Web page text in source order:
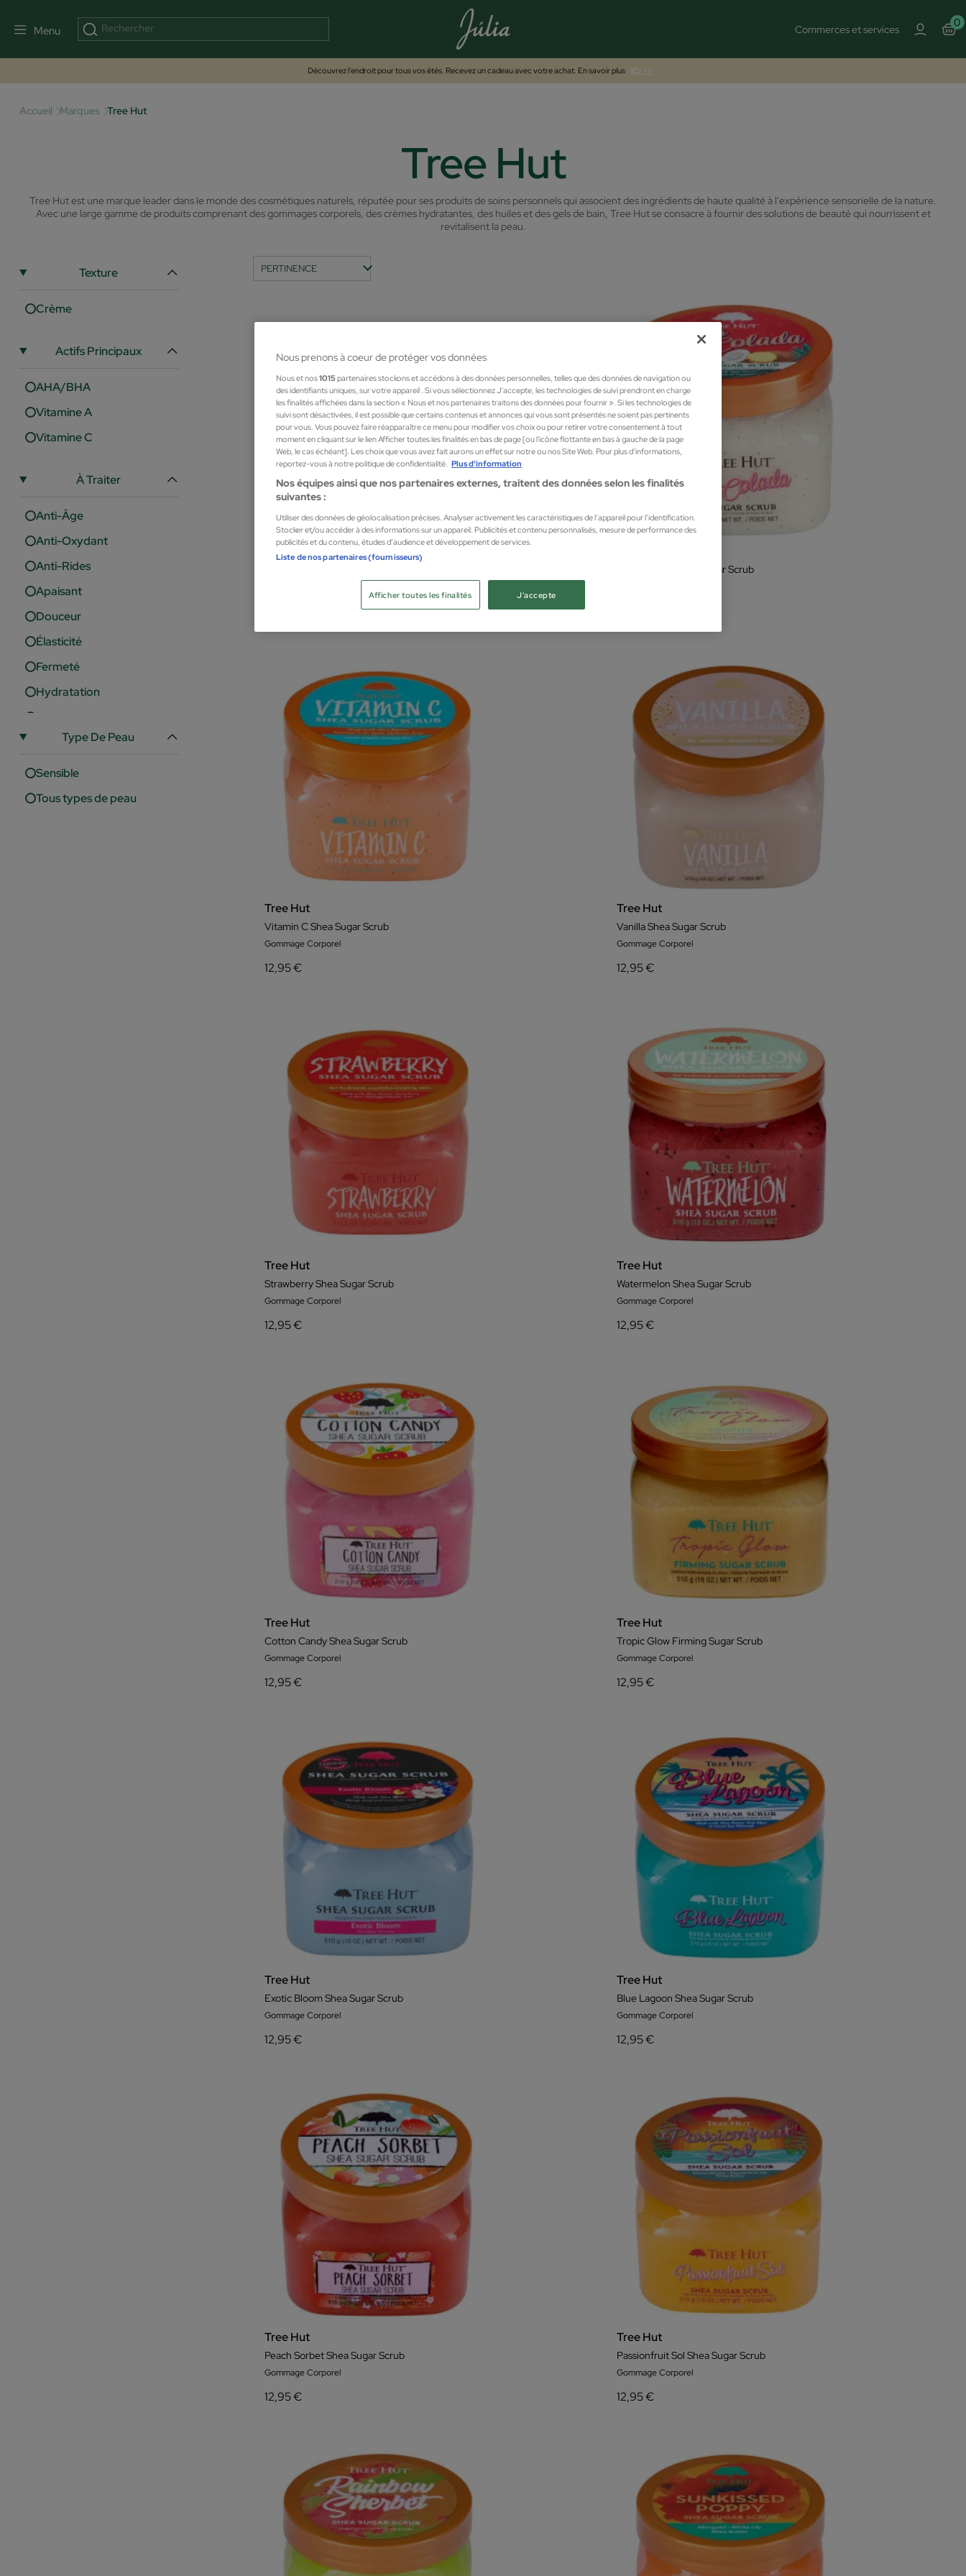
Menu Commerces et services
0
Découvrez l'endroit pour tous vos étés. Recevez un cadeau avec votre achat. En savoir plus ICI >>
Accueil Marques Tree Hut
Tree Hut
Tree Hut est une marque leader dans le monde des cosmétiques naturels, réputée pour ses produits de soins personnels qui associent des ingrédients de haute qualité à l'expérience sensorielle de la nature.
Avec une large gamme de produits comprenant des gommages corporels, des crèmes hydratantes, des huiles et des gels de bain, Tree Hut se consacre à fournir des solutions de beauté qui nourrissent et
revitalisent la peau.
Texture
Crème
Actifs Principaux
AHA/BHA
Vitamine A
Vitamine C
À Traiter
Anti-Âge
Anti-Oxydant
Anti-Rides
Apaisant
Douceur
Élasticité
Fermeté
Hydratation
Luminosité
Nutrition
Pores
Type De Peau
Sensible
Tous types de peau
Tree Hut
Coco Colada Shea Sugar Scrub
Tree Hut
Vitamin C Shea Sugar Scrub
Gommage Corporel
12,95 €
Tree Hut
Vanilla Shea Sugar Scrub
Gommage Corporel
12,95 €
Tree Hut
Strawberry Shea Sugar Scrub
Gommage Corporel
12,95 €
Tree Hut
Watermelon Shea Sugar Scrub
Gommage Corporel
12,95 €
Tree Hut
Cotton Candy Shea Sugar Scrub
Gommage Corporel
12,95 €
Tree Hut
Tropic Glow Firming Sugar Scrub
Gommage Corporel
12,95 €
Tree Hut
Exotic Bloom Shea Sugar Scrub
Gommage Corporel
12,95 €
Tree Hut
Blue Lagoon Shea Sugar Scrub
Gommage Corporel
12,95 €
Tree Hut
Peach Sorbet Shea Sugar Scrub
Gommage Corporel
12,95 €
Tree Hut
Passionfruit Sol Shea Sugar Scrub
Gommage Corporel
12,95 €
Nous prenons à coeur de protéger vos données
Nous et nos1015 partenaires stockons et accédons à des données personnelles, telles que des données de navigation ou
des identifiants uniques, sur votre appareil . Si vous sélectionnez J'accepte, les technologies de suivi prendront en charge
les finalités affichées dans la section « Nous et nos partenaires traitons des données pour fournir ». Si les technologies de
suivi sont désactivées, il est possible que certains contenus et annonces qui vous sont présentés ne soient pas pertinents
pour vous. Vous pouvez faire réapparaître ce menu pour modifier vos choix ou pour retirer votre consentement à tout
moment en cliquant sur le lien Afficher toutes les finalités en bas de page [ou l'icône flottante en bas à gauche de la page
Web, le cas échéant]. Les choix que vous avez fait aurons un effet sur notre ou nos Site Web. Pour plus d’informations,
reportez-vous à notre politique de confidentialité. Plus d'information
Nos équipes ainsi que nos partenaires externes, traitent des données selon les finalités
suivantes :
Utiliser des données de géolocalisation précises. Analyser activement les caractéristiques de l’appareil pour l’identification.
Stocker et/ou accéder à des informations sur un appareil. Publicités et contenu personnalisés, mesure de performance des
publicités et du contenu, études d’audience et développement de services.
Liste de nos partenaires (fournisseurs)
J'accepte
Afficher toutes les finalités